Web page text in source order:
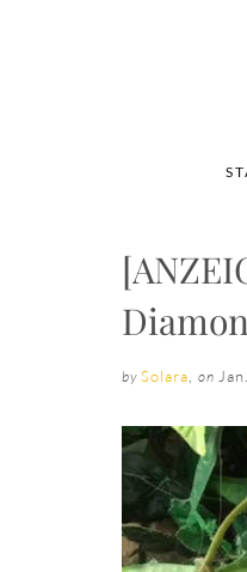
by Solara on